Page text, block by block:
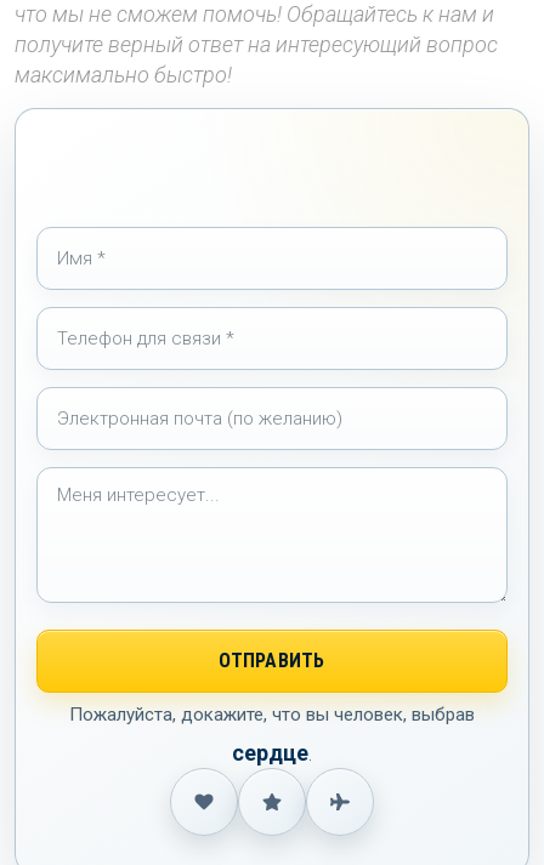
что мы не сможем помочь! Обращайтесь к нам и
получите верный ответ на интересующий вопрос
максимально быстро!
Пожалуйста, докажите, что вы человек, выбрав
сердце.